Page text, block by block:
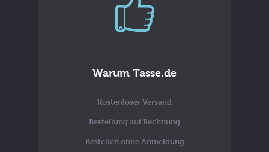
Warum Tasse.de
Kostenloser Versand
Bestellung auf Rechnung
Bestellen ohne Anmeldung